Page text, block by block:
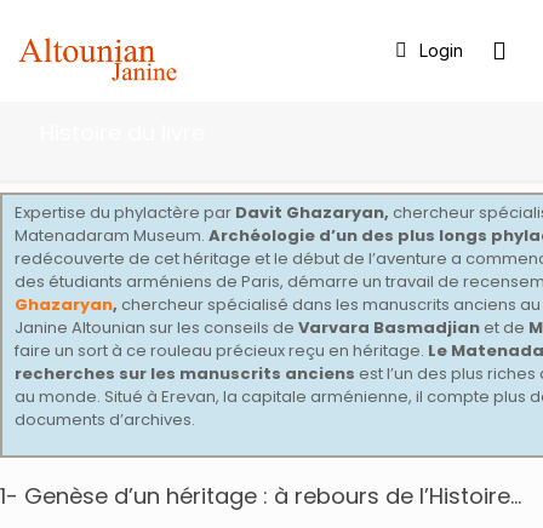
Login
Expertise du phylactère par Davit Ghazaryan, chercheur
Matenadaram Museum. Archéologie d’un des plus longs
redécouverte de cet héritage et le début de l’aventure a
des étudiants arméniens de Paris, démarre un travail de
Ghazaryan, chercheur spécialisé dans les manuscrits anciens au
Janine Altounian sur les conseils de Varvara Basmadjian et de
faire un sort à ce rouleau précieux reçu en héritage. Le
recherches sur les manuscrits anciens est l’un des plus
au monde. Situé à Erevan, la capitale arménienne, il compte plus
documents d’archives.
1- Genèse d’un héritage : à rebours de l’Histoire…